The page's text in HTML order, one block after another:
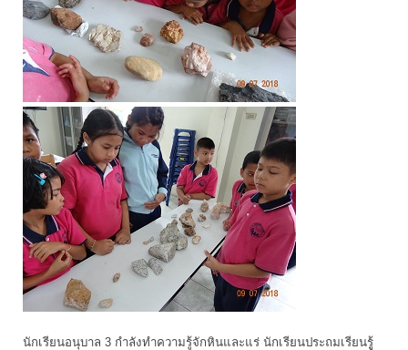
นักเรียนอนุบาล 3 กำลังทำความรู้จักหินและแร่ นักเรียนประถมเรียนรูู้